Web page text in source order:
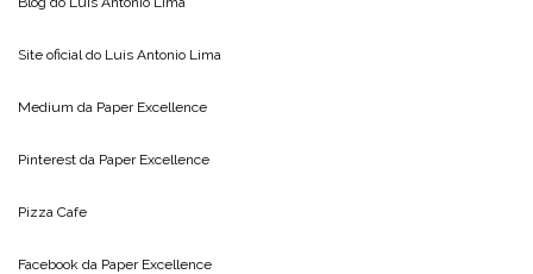
Site oficial do Luis Antonio Lima
Medium da Paper Excellence
Pinterest da Paper Excellence
Pizza Cafe
Facebook da Paper Excellence